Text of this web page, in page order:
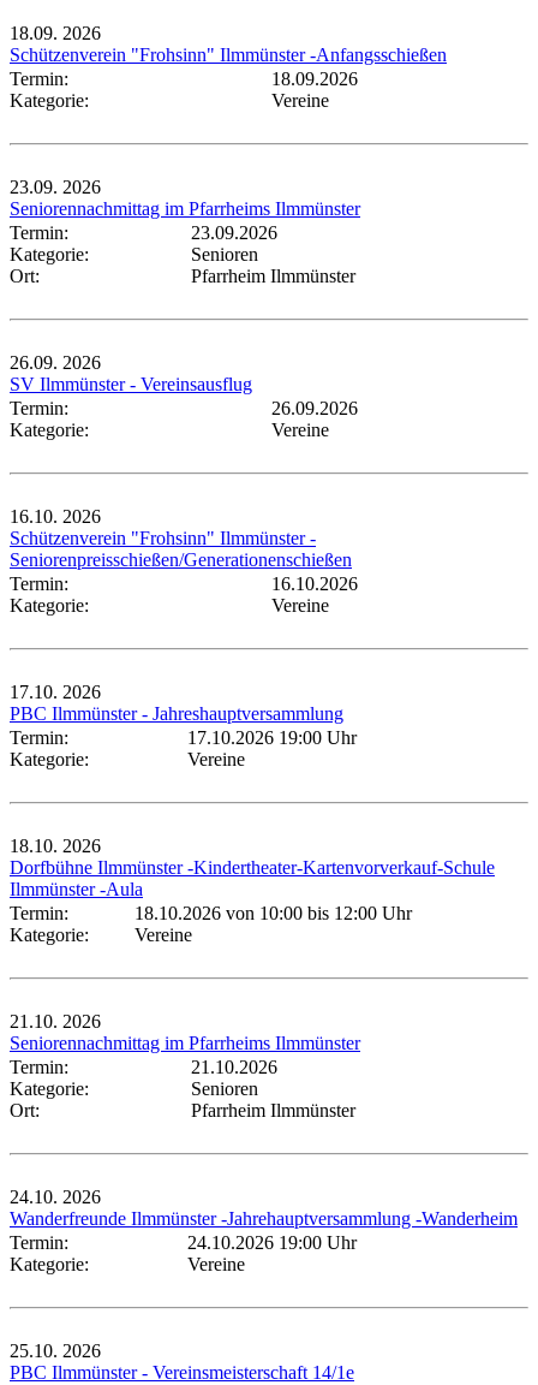
18.09. 2026
Schützenverein "Frohsinn" Ilmmünster -Anfangsschießen
Termin:
18.09.2026
Kategorie:
Vereine
23.09. 2026
Seniorennachmittag im Pfarrheims Ilmmünster
Termin:
23.09.2026
Kategorie:
Senioren
Ort:
Pfarrheim Ilmmünster
26.09. 2026
SV Ilmmünster - Vereinsausflug
Termin:
26.09.2026
Kategorie:
Vereine
16.10. 2026
Schützenverein "Frohsinn" Ilmmünster -
Seniorenpreisschießen/Generationenschießen
Termin:
16.10.2026
Kategorie:
Vereine
17.10. 2026
PBC Ilmmünster - Jahreshauptversammlung
Termin:
17.10.2026 19:00 Uhr
Kategorie:
Vereine
18.10. 2026
Dorfbühne Ilmmünster -Kindertheater-Kartenvorverkauf-Schule
Ilmmünster -Aula
Termin:
18.10.2026 von 10:00 bis 12:00 Uhr
Kategorie:
Vereine
21.10. 2026
Seniorennachmittag im Pfarrheims Ilmmünster
Termin:
21.10.2026
Kategorie:
Senioren
Ort:
Pfarrheim Ilmmünster
24.10. 2026
Wanderfreunde Ilmmünster -Jahrehauptversammlung -Wanderheim
Termin:
24.10.2026 19:00 Uhr
Kategorie:
Vereine
25.10. 2026
PBC Ilmmünster - Vereinsmeisterschaft 14/1e